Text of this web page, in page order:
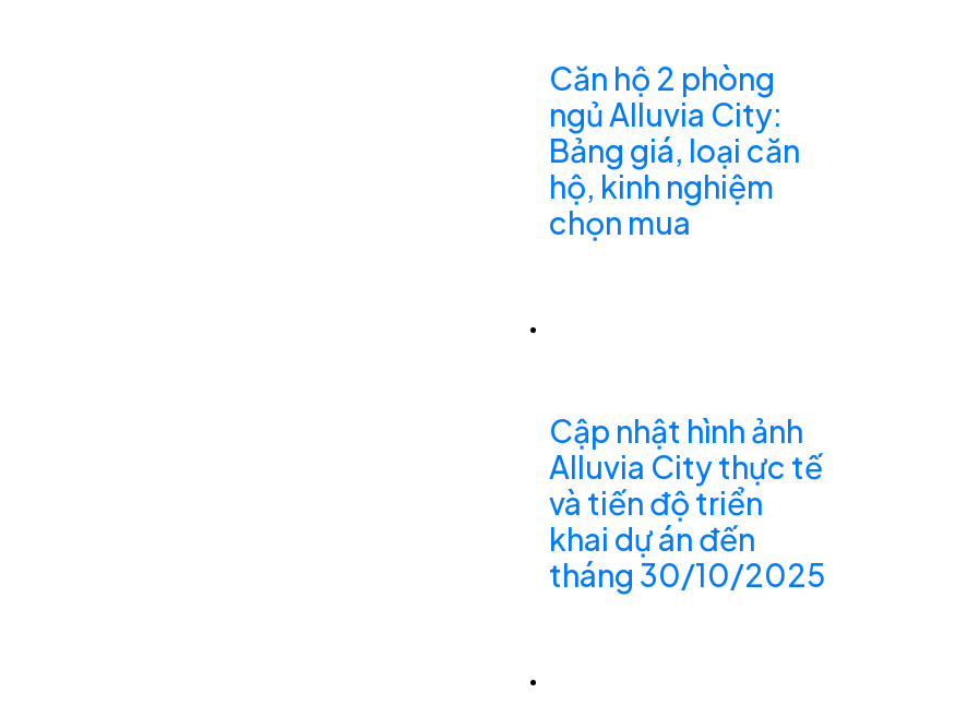
Căn hộ 2 phòng
ngủ Alluvia City:
Bảng giá, loại căn
hộ, kinh nghiệm
chọn mua
Cập nhật hình ảnh
Alluvia City thực tế
và tiến độ triển
khai dự án đến
tháng 30/10/2025